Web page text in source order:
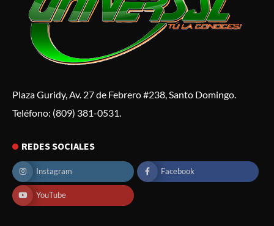
Plaza Guridy, Av. 27 de Febrero #238, Santo Domingo.
Teléfono: (809) 381-0531.
REDES SOCIALES
Instagram Facebook
YouTube